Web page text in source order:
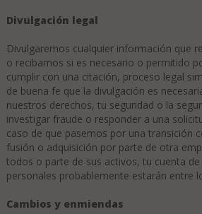
Divulgación legal
Divulgaremos cualquier información que
o recibamos si es necesario o permitido
cumplir con una citación, proceso legal
de buena fe que la divulgación es
nuestros derechos, tu seguridad o la
investigar fraude o responder a una
caso de que pasemos por una transición
fusión o adquisición por parte de otra
todos o parte de sus activos, tu cuenta
personales probablemente estarán entre
Cambios y enmiendas